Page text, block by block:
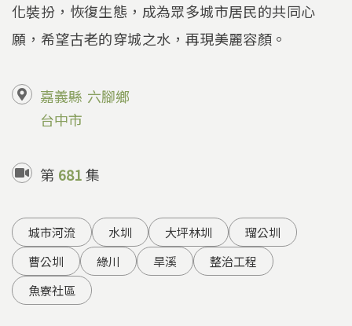
化裝扮，恢復生態，成為眾多城市居民的共同心
願，希望古老的穿城之水，再現美麗容顏。
嘉義縣 六腳鄉
台中市
第 681集
城市河流 水圳 大坪林圳
瑠公圳
曹公圳
綠川 旱溪
整治工程
魚寮社區